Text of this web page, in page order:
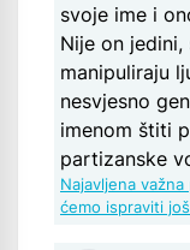
svoje ime i
Nije on
manipuliraju
nesvjesno
imenom štiti
partizanske
Najavljena
ćemo ispraviti